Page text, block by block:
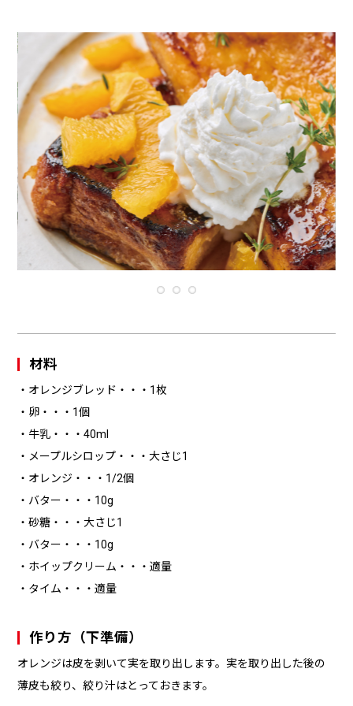
材料
・オレンジブレッド・・・1枚
・卵・・・1個
・牛乳・・・40ml
・メープルシロップ・・・大さじ1
・オレンジ・・・1/2個
・バター・・・10g
・砂糖・・・大さじ1
・バター・・・10g
・ホイップクリーム・・・適量
・タイム・・・適量
作り方（下準備）
オレンジは皮を剥いて実を取り出します。実を取り出した後の
薄皮も絞り、絞り汁はとっておきます。